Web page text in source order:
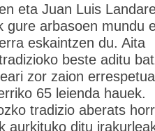
eta Juan Luis
gure arbasoen mundu
eskaintzen du. Aita
beste aditu
zor zaion
65 leienda hauek.
tradizio aberats
aurkituko ditu